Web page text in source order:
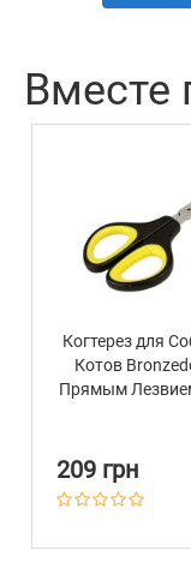
Вместе
Когтерез для
Котов
Прямым
209 грн